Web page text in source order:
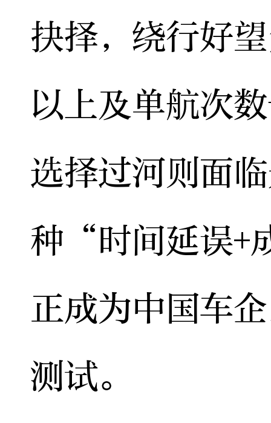
抉择，绕行好
以上及单航次
选择过河则面
种“时间延误+
正成为中国车
测试。